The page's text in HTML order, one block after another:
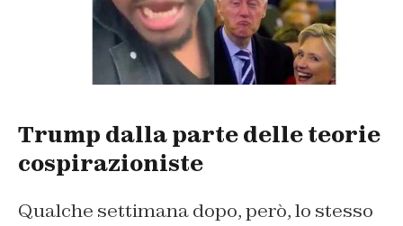
Trump dalla parte delle teorie
cospirazioniste
Qualche settimana dopo, però, lo stesso